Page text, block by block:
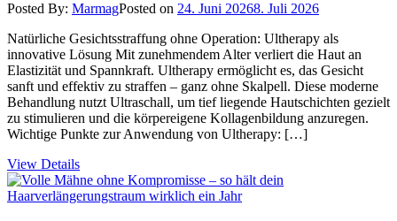
Posted By: MarmagPosted on 24. Juni 20268. Juli 2026
Natürliche Gesichtsstraffung ohne Operation: Ultherapy als
innovative Lösung Mit zunehmendem Alter verliert die Haut an
Elastizität und Spannkraft. Ultherapy ermöglicht es, das Gesicht
sanft und effektiv zu straffen – ganz ohne Skalpell. Diese moderne
Behandlung nutzt Ultraschall, um tief liegende Hautschichten gezielt
zu stimulieren und die körpereigene Kollagenbildung anzuregen.
Wichtige Punkte zur Anwendung von Ultherapy: […]
View Details